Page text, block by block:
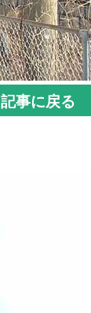
記事に戻る